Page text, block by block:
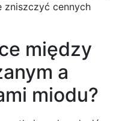
zniszczyć cennych
między
a
miodu?